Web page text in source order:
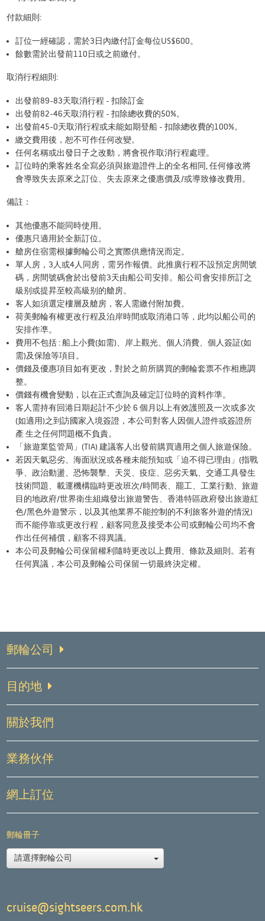
付款細則:
訂位一經確認，需於3日內繳付訂金每位US$600。
餘數需於出發前110日或之前繳付。
取消行程細則:
出發前89-83天取消行程 - 扣除訂金
出發前82-46天取消行程 - 扣除總收費的50%。
出發前45-0天取消行程或未能如期登船 - 扣除總收費的100%。
繳交費用後，恕不可作任何改變。
任何名稱或出發日子之改動，將會視作取消行程處理。
訂位時的乘客姓名全寫必須與旅遊證件上的全名相同, 任何修改將
會導致失去原來之訂位、失去原來之優惠價及/或導致修改費用。
備註：
其他優惠不能同時使用。
優惠只適用於全新訂位。
艙房住宿需根據郵輪公司之實際供應情況而定。
單人房，3人或4人同房，需另作報價。此推廣行程不設預定房間號
碼，房間號碼會於出發前3天由船公司安排。船公司會安排所訂之
級别或提昇至較高級别的艙房。
客人如須選定樓層及艙房，客人需繳付附加費。
荷美郵輪有權更改行程及泊岸時間或取消港口等，此均以船公司的
安排作凖。
費用不包括 : 船上小費(如需)、岸上觀光、個人消費、個人簽証(如
需)及保險等項目。
價錢及優惠項目如有更改，對於之前所購買的郵輪套票不作相應調
整。
價錢有機會變動，以在正式查詢及確定訂位時的資料作準。
客人需持有回港日期起計不少於 6 個月以上有效護照及一次或多次
(如適用)之到訪國家入境簽證，本公司對客人因個人證件或簽證所
產 生之任何問題概不負責。
「旅遊業監管局」(TIA) 建議客人出發前購買適用之個人旅遊保險。
若因天氣惡劣、海面狀況或各種未能預知或「迫不得已理由」(指戰
爭、政治動盪、恐怖襲擊、天災、疫症、惡劣天氣、交通工具發生
技術問題、載運機構臨時更改班次/時間表、罷工、工業行動、旅遊
目的地政府/世界衛生組織發出旅遊警告、香港特區政府發出旅遊紅
色/黑色外遊警示，以及其他業界不能控制的不利旅客外遊的情況)
而不能停靠或更改行程，顧客同意及接受本公司或郵輪公司均不會
作出任何補償，顧客不得異議。
本公司及郵輪公司保留權利隨時更改以上費用、條款及細則。若有
任何異議，本公司及郵輪公司保留一切最終決定權。
郵輪公司
目的地
關於我們
業務伙伴
網上訂位
郵輪冊子
請選擇郵輪公司
cruise@sightseers.com.hk